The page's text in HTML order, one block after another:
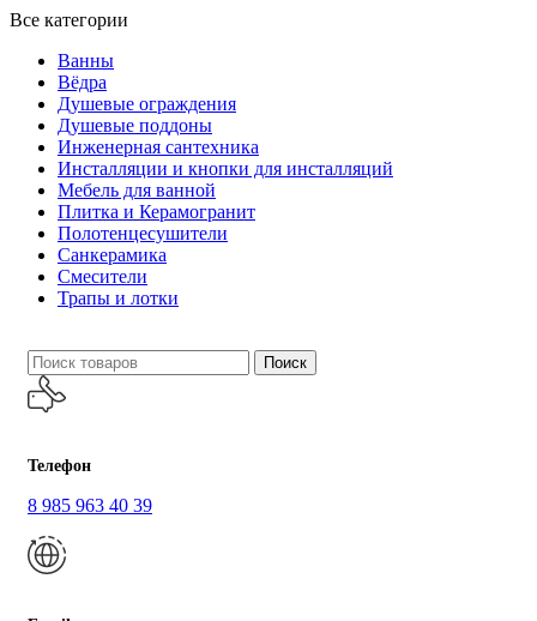
Все категории
Ванны
Вёдра
Душевые ограждения
Душевые поддоны
Инженерная сантехника
Инсталляции и кнопки для инсталляций
Мебель для ванной
Плитка и Керамогранит
Полотенцесушители
Санкерамика
Смесители
Трапы и лотки
Поиск
Телефон
8 985 963 40 39